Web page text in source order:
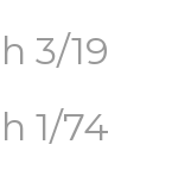
3/19
1/74